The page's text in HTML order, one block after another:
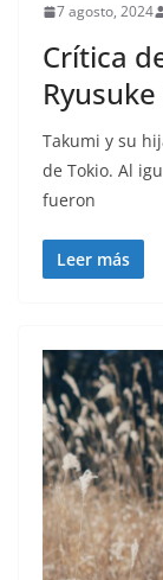
7 agosto, 2024
Crítica
Takumi y su
de Tokio. Al
fueron
Leer más